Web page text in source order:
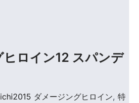
ロイン12 スパンデ
ダメージングヒロイン, 特